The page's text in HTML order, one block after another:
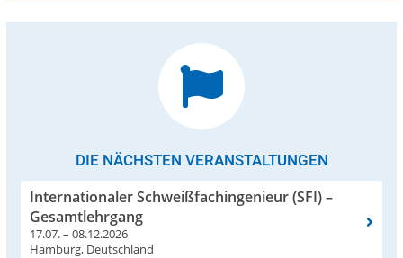
DIE NÄCHSTEN VERANSTALTUNGEN
Internationaler Schweißfachingenieur (SFI) –
Gesamtlehrgang
17.07. – 08.12.2026
Hamburg, Deutschland